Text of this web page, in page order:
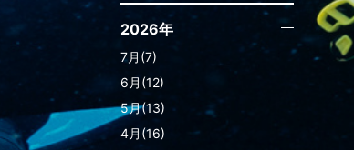
2026年
7月(7)
6月(12)
5月(13)
4月(16)